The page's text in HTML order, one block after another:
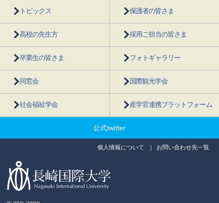
トピックス 保護者の皆さま
高校の先生方 採用ご担当の皆さま
卒業生の皆さま フォトギャラリー
同窓会 国際観光学会
社会福祉学会 産学官連携プラットフォーム
公式twitter
個人情報について お問い合わせ先一覧